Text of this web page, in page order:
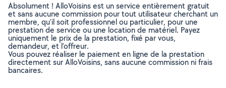
Absolument ! AlloVoisins est un service entièrement gratuit
et sans aucune commission pour tout utilisateur cherchant un
membre, qu’il soit professionnel ou particulier, pour une
prestation de service ou une location de matériel. Payez
uniquement le prix de la prestation, fixé par vous,
demandeur, et l’offreur.
Vous pouvez réaliser le paiement en ligne de la prestation
directement sur AlloVoisins, sans aucune commission ni frais
bancaires.